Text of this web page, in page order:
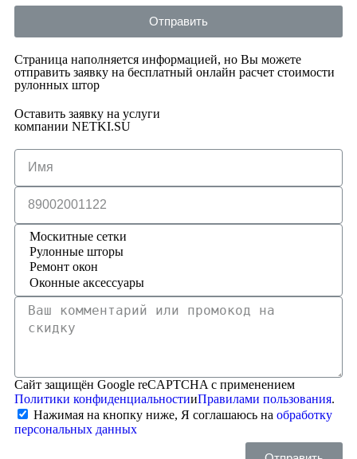
Отправить
Страница наполняется информацией, но Вы можете
отправить заявку на бесплатный онлайн расчет стоимости
рулонных штор
Оставить заявку на услуги
компании NETKI.SU
Сайт защищён Google reCAPTCHA с применением
Политики конфиденциальностииПравилами пользования.
Нажимая на кнопку ниже, Я соглашаюсь на обработку
персональных данных